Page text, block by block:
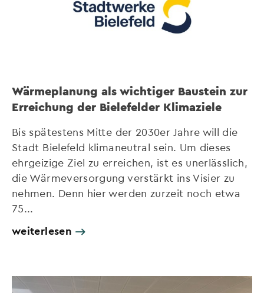
Wärmeplanung als wichtiger Baustein zur
Erreichung der Bielefelder Klimaziele
Bis spätestens Mitte der 2030er Jahre will die
Stadt Bielefeld klimaneutral sein. Um dieses
ehrgeizige Ziel zu erreichen, ist es unerlässlich,
die Wärmeversorgung verstärkt ins Visier zu
nehmen. Denn hier werden zurzeit noch etwa
75...
weiterlesen